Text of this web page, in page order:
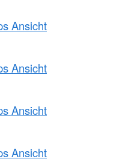
Ansicht
Ansicht
Ansicht
Ansicht